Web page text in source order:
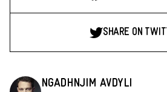
SHARE ON
NGADHNJIM AVDYLI